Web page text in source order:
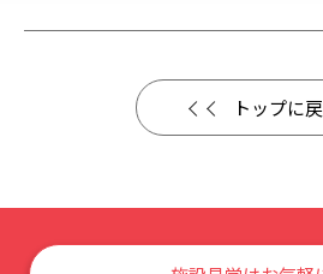
トップに